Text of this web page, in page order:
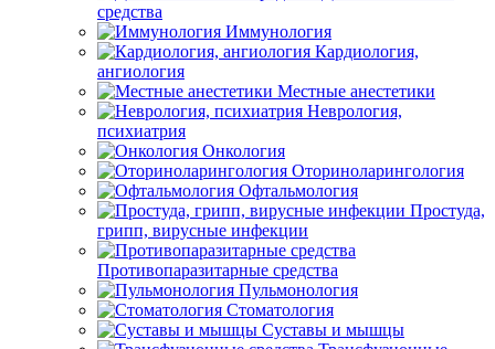
средства
Иммунология
Кардиология,
ангиология
Местные анестетики
Неврология,
психиатрия
Онкология
Оториноларингология
Офтальмология
Простуда,
грипп, вирусные инфекции
Противопаразитарные средства
Пульмонология
Стоматология
Суставы и мышцы